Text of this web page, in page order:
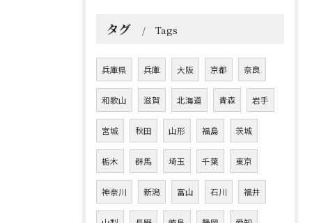
タグ Tags
兵庫県 兵庫 大阪 京都 奈良
和歌山 滋賀 北海道 青森 岩手
宮城 秋田 山形 福島 茨城
栃木 群馬 埼玉 千葉 東京
神奈川 新潟 富山 石川 福井